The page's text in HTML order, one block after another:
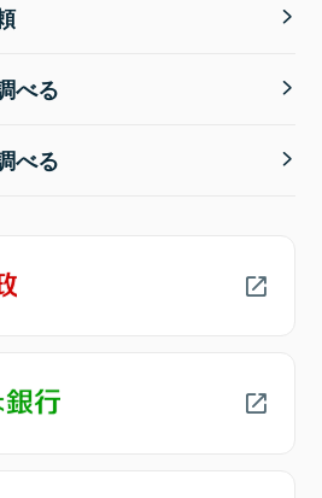
べる
べる